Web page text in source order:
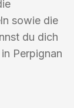
sowie die
du dich
Perpignan